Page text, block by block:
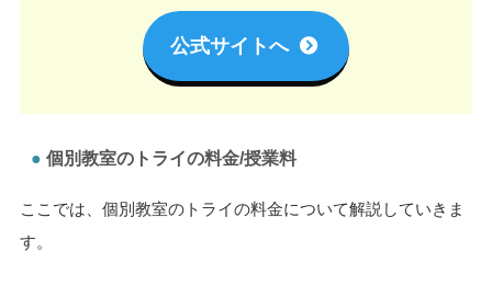
学習プランや料金プランをご提案いたします。
上記の流れは無料で行えますので、
まずは授業の雰囲気を見
夏期講習の学習相談についてはこちら
公式サイトへ